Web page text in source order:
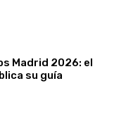
Madrid 2026: el
su guía